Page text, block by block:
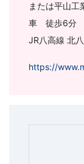
または平山工
車 徒歩6分
JR八高線 北
https://